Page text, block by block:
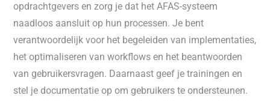
opdrachtgevers en zorg je dat het AFAS-systeem
naadloos aansluit op hun processen. Je bent
verantwoordelijk voor het begeleiden van implementaties,
het optimaliseren van workflows en het beantwoorden
van gebruikersvragen. Daarnaast geef je trainingen en
stel je documentatie op om gebruikers te ondersteunen.